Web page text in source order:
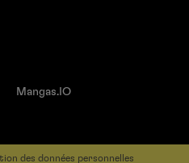
Mangas.IO
des données personnelles